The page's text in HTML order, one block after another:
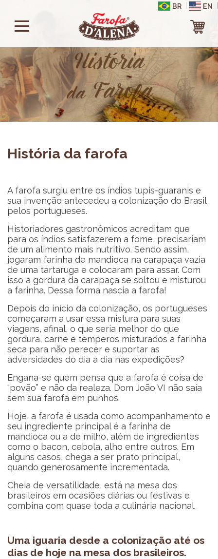
BR | EN |
História
daFarofa
História da farofa
A farofa surgiu entre os índios tupis-guaranis e
sua invenção antecedeu a colonização do Brasil
pelos portugueses.
Historiadores gastronômicos acreditam que
para os índios satisfazerem a fome, precisariam
de um alimento mais nutritivo. Sendo assim,
jogaram farinha de mandioca na carapaça vazia
de uma tartaruga e colocaram para assar. Com
isso a gordura da carapaça se soltou e misturou
a farinha. Dessa forma nascia a farofa!
Depois do início da colonização, os portugueses
começaram a usar essa mistura para suas
viagens, afinal, o que seria melhor do que
gordura, carne e temperos misturados a farinha
seca para não perecer e suportar as
adversidades do dia a dia nas expedições?
Engana-se quem pensa que a farofa é coisa de
“povão” e não da realeza. Dom João VI não saía
sem sua farofa em punhos.
Hoje, a farofa é usada como acompanhamento e
seu ingrediente principal é a farinha de
mandioca ou a de milho, além de ingredientes
como o bacon, cebola, alho entre outros. Em
alguns casos, chega a ser prato principal,
quando generosamente incrementada.
Cheia de versatilidade, está na mesa dos
brasileiros em ocasiões diárias ou festivas e
combina com quase toda a culinária nacional.
Uma iguaria desde a colonização até os
dias de hoje na mesa dos brasileiros.